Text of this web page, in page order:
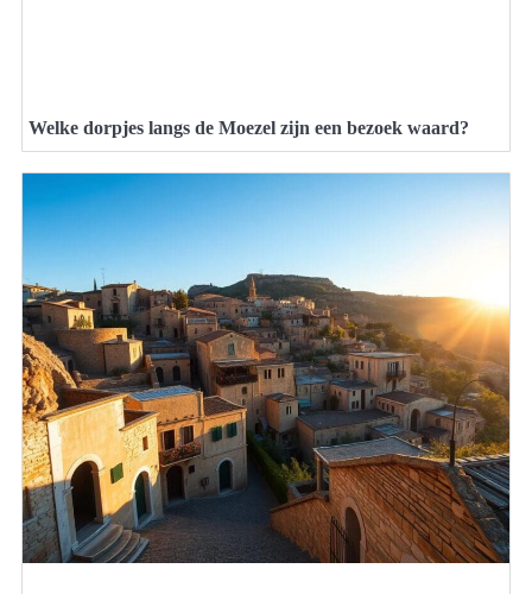
Welke dorpjes langs de Moezel zijn een bezoek waard?